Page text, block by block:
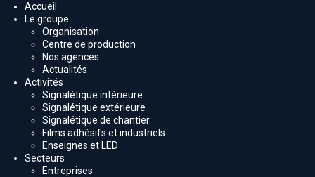
Accueil
Le groupe
Organisation
Centre de production
Nos agences
Actualités
Activités
Signalétique intérieure
Signalétique extérieure
Signalétique de chantier
Films adhésifs et industriels
Enseignes et LED
Secteurs
Entreprises